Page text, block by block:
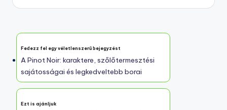
Save my name, email, and website in this browser for the